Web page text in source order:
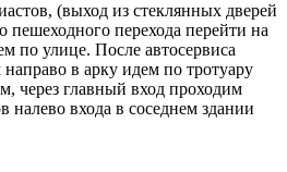
(выход из стеклянных дверей
перехода перейти на
по улице. После автосервиса
в арку идем по тротуару
через главный вход проходим
налево входа в соседнем здании